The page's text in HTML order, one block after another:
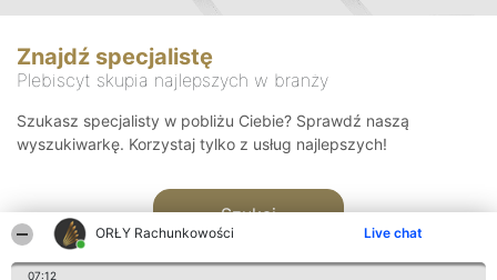
ORŁY Rachunkowości Live chat
07:12
Znajdź specjalistę
Plebiscyt skupia najlepszych w branży
Szukasz specjalisty w pobliżu Ciebie? Sprawdź naszą
wyszukiwarkę. Korzystaj tylko z usług najlepszych!
Szukaj